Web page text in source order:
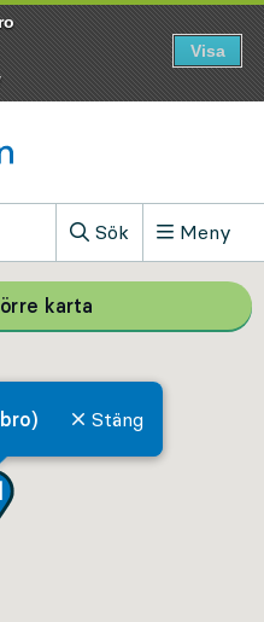
Sök
, Visa sökfältet
Meny
Stäng
karta Visa större
Visa